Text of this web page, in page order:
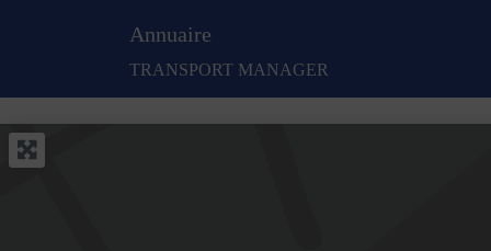
Annuaire
TRANSPORT MANAGER